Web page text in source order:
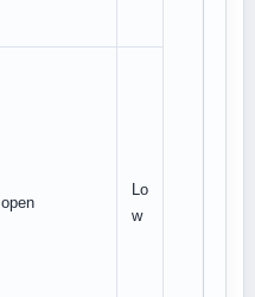
open
Lo
w